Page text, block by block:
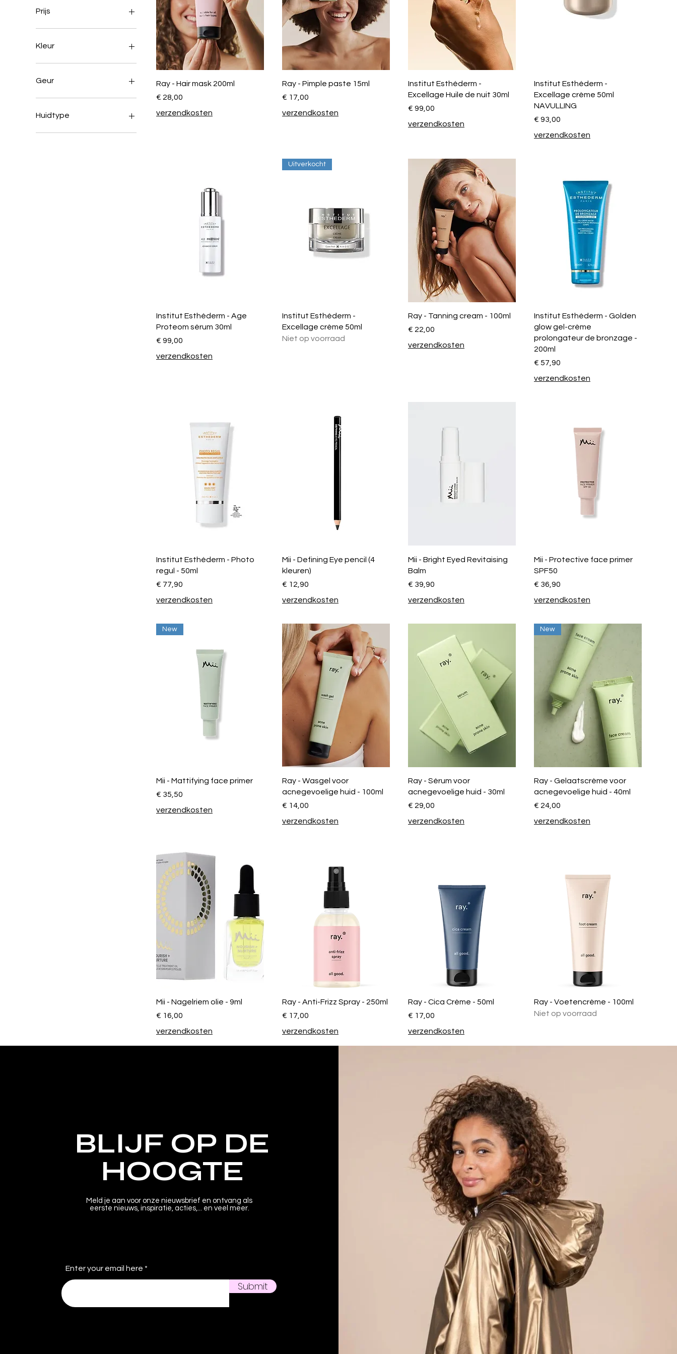
Prijs
Kleur
Geur
Grapefruit
Oolong Tea
Huidtype
droge huid
Ray - Hair mask 200ml
Prijs
€ 28,00
verzendkosten
Ray - Pimple paste 15ml
Prijs
€ 17,00
verzendkosten
Institut Esthéderm -
Excellage Huile de nuit 30ml
Prijs
€ 99,00
verzendkosten
Institut Esthéderm -
Excellage crème 50ml
NAVULLING
Prijs
€ 93,00
verzendkosten
Institut Esthéderm - Age
Proteom sérum 30ml
Prijs
€ 99,00
verzendkosten
Uitverkocht
Institut Esthéderm -
Excellage crème 50ml
Niet op voorraad
Ray - Tanning cream - 100ml
Prijs
€ 22,00
verzendkosten
Institut Esthéderm - Golden
glow gel-crème
prolongateur de bronzage -
200ml
Prijs
€ 57,90
verzendkosten
Institut Esthéderm - Photo
regul - 50ml
Prijs
€ 77,90
verzendkosten
Mii - Defining Eye pencil (4
kleuren)
Prijs
€ 12,90
verzendkosten
Mii - Bright Eyed Revitaising
Balm
Prijs
€ 39,90
verzendkosten
Mii - Protective face primer
SPF50
Prijs
€ 36,90
verzendkosten
New
Mii - Mattifying face primer
Prijs
€ 35,50
verzendkosten
Ray - Wasgel voor
acnegevoelige huid - 100ml
Prijs
€ 14,00
verzendkosten
Ray - Sérum voor
acnegevoelige huid - 30ml
Prijs
€ 29,00
verzendkosten
New
Ray - Gelaatscrème voor
acnegevoelige huid - 40ml
Prijs
€ 24,00
verzendkosten
Mii - Nagelriem olie - 9ml
Prijs
€ 16,00
verzendkosten
Ray - Anti-Frizz Spray - 250ml
Prijs
€ 17,00
verzendkosten
Ray - Cica Crème - 50ml
Prijs
€ 17,00
verzendkosten
Ray - Voetencrème - 100ml
Niet op voorraad
BLIJF OP DE
HOOGTE
Meld je aan voor onze nieuwsbrief en ontvang als
eerste nieuws, inspiratie, acties,... en veel meer.
Enter your email here
Submit